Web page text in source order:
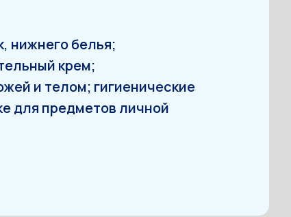
нижнего белья;
крем;
и телом; гигиенические
для предметов личной